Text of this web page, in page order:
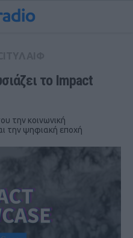
το Impact
την κοινωνική
την ψηφιακή εποχή